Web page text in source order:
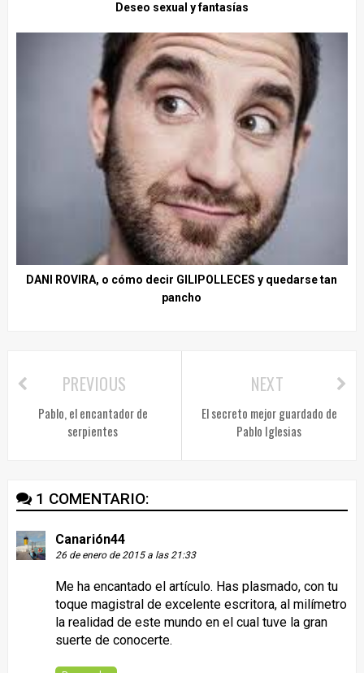
Deseo sexual y fantasías
DANI ROVIRA, o cómo decir GILIPOLLECES y quedarse tan
pancho
NEXT
El secreto mejor guardado de
Pablo Iglesias
PREVIOUS
Pablo, el encantador de
serpientes
1 COMENTARIO:
Canarión44
26 de enero de 2015 a las 21:33
Me ha encantado el artículo. Has plasmado, con tu
toque magistral de excelente escritora, al milímetro
la realidad de este mundo en el cual tuve la gran
suerte de conocerte.